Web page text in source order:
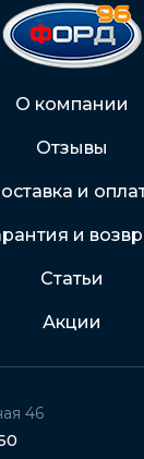
О компании
Отзывы
и
и
Статьи
Акции
46